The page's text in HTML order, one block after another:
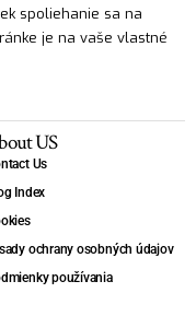
spoliehanie sa na
je na vaše vlastné
US
Us
Index
ochrany osobných údajov
používania